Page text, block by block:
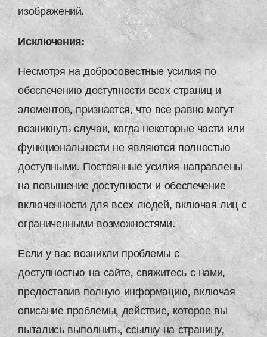
изображений.
Исключения:
Несмотря на добросовестные усилия по
обеспечению доступности всех страниц и
элементов, признается, что все равно могут
возникнуть случаи, когда некоторые части или
функциональности не являются полностью
доступными. Постоянные усилия направлены
на повышение доступности и обеспечение
включенности для всех людей, включая лиц с
ограниченными возможностями.
Если у вас возникли проблемы с
доступностью на сайте, свяжитесь с нами,
предоставив полную информацию, включая
описание проблемы, действие, которое вы
пытались выполнить, ссылку на страницу,